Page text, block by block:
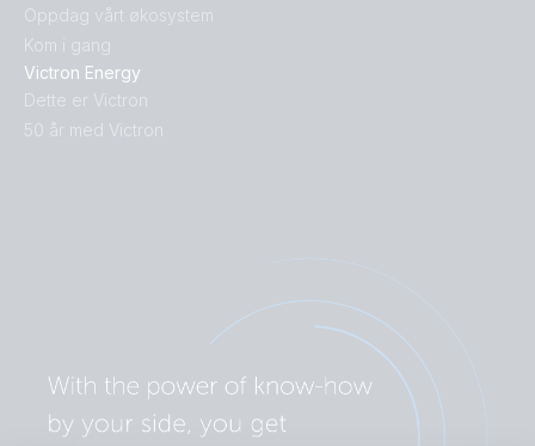
Oppdag vårt økosystem
Kom i gang
Victron Energy
Dette er Victron
50 år med Victron